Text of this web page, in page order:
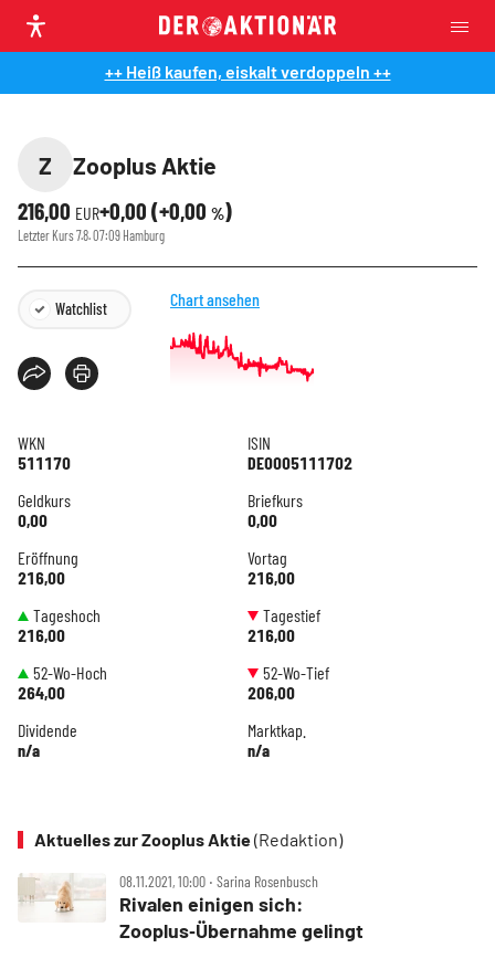
++ Heiß kaufen, eiskalt verdoppeln ++
Z
Zooplus Aktie
216,00 EUR+0,00 (+0,00 %)
Letzter Kurs7.8. 07:09 Hamburg
Watchlist Chart ansehen
WKN
511170
ISIN
DE0005111702
Geldkurs
0,00
Briefkurs
0,00
Eröffnung
216,00
Vortag
216,00
Tageshoch
216,00
Tagestief
216,00
52-Wo-Hoch
264,00
52-Wo-Tief
206,00
Dividende
n/a
Marktkap.
n/a
Aktuelles zur Zooplus Aktie(Redaktion)
08.11.2021, 10:00 ‧ Sarina Rosenbusch
Rivalen einigen sich:
Zooplus‑Übernahme gelingt